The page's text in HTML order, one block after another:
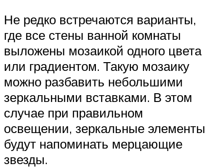
Не редко встречаются варианты,
где все стены ванной комнаты
выложены мозаикой одного цвета
или градиентом. Такую мозаику
можно разбавить небольшими
зеркальными вставками. В этом
случае при правильном
освещении, зеркальные элементы
будут напоминать мерцающие
звезды.